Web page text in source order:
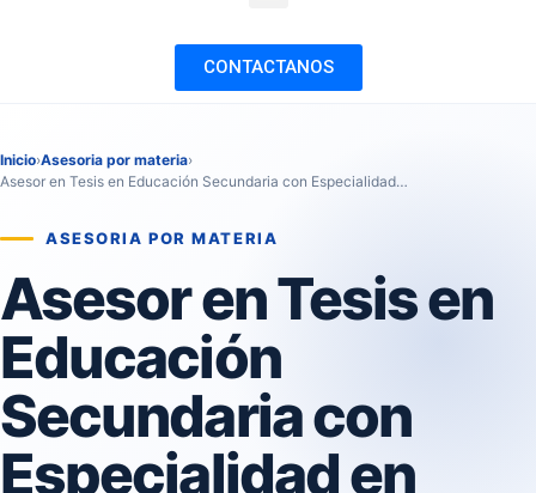
CONTACTANOS
Inicio›Asesoria por materia›
Asesor en Tesis en Educación Secundaria con Especialidad…
ASESORIA POR MATERIA
Asesor en Tesis en
Educación
Secundaria con
Especialidad en